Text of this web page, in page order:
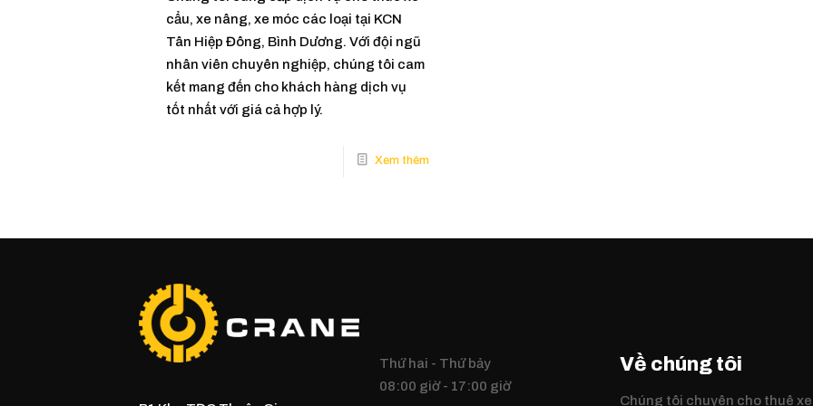
cẩu, xe nâng, xe móc các loại tại KCN
Tân Hiệp Đông, Bình Dương. Với đội ngũ
nhân viên chuyên nghiệp, chúng tôi cam
kết mang đến cho khách hàng dịch vụ
tốt nhất với giá cả hợp lý.
Thứ hai - Thứ bảy
08:00 giờ - 17:00 giờ
Về chúng tôi
Chúng tôi chuyên cho thuê